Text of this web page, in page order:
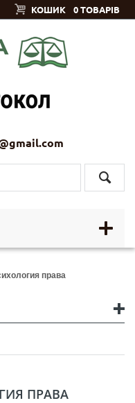
КОШИК 0 ТОВАРІВ
права
ПРАВА